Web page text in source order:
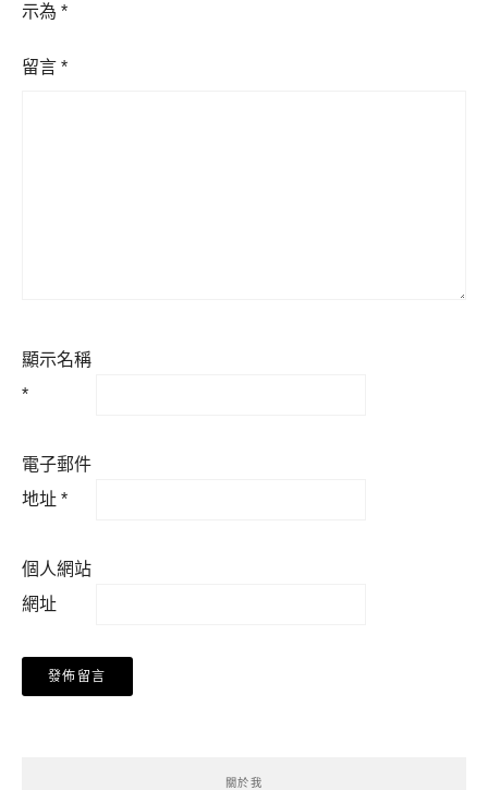
示為 *
留言 *
顯示名稱
*
電子郵件
地址 *
個人網站
網址
關於我